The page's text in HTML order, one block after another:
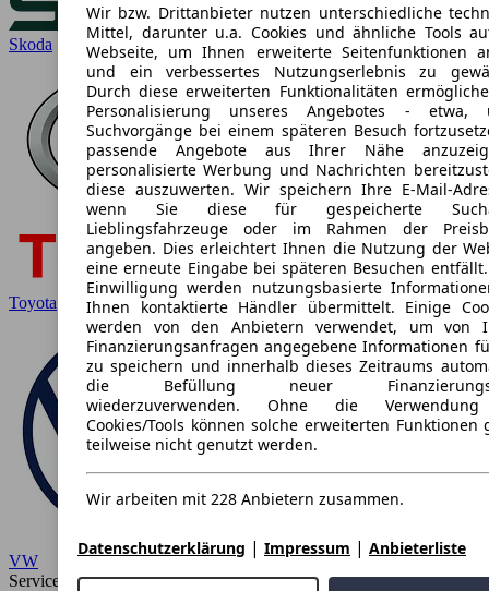
Skoda
Toyota
VW
Service
Wir bzw. Drittanbieter nutzen unterschiedliche
Mittel, darunter u.a. Cookies und ähnliche Tools
Webseite, um Ihnen erweiterte Seitenfunktionen
und ein verbessertes Nutzungserlebnis zu
Durch diese erweiterten Funktionalitäten
Personalisierung unseres Angebotes -
Suchvorgänge bei einem späteren Besuch
passende Angebote aus Ihrer Nähe
personalisierte Werbung und Nachrichten
diese auszuwerten. Wir speichern Ihre E-Mail-
wenn Sie diese für gespeicherte
Lieblingsfahrzeuge oder im Rahmen der
angeben. Dies erleichtert Ihnen die Nutzung der
eine erneute Eingabe bei späteren Besuchen
Einwilligung werden nutzungsbasierte
Ihnen kontaktierte Händler übermittelt. Einige
werden von den Anbietern verwendet, um von
Finanzierungsanfragen angegebene Informationen
zu speichern und innerhalb dieses Zeitraums
die Befüllung neuer
wiederzuverwenden. Ohne die
Cookies/Tools können solche erweiterten Funktionen
teilweise nicht genutzt werden.
Wir arbeiten mit 228 Anbietern zusammen.
Datenschutzerklärung | Impressum | Anbieterliste